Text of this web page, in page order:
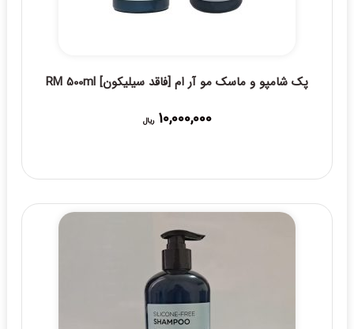
پک شامپو و ماسک مو آر ام [فاقد سیلیکون] RM 500ml
10,000,000 ریال